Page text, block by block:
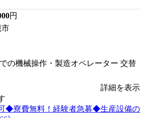
円
市
の機械操作・製造オペレーター 交替
詳細を表示